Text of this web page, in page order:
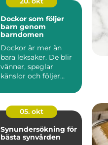
Dockor som följer
barn genom
barndomen
Dockor är mer än
bara leksaker. De blir
vänner, speglar
känslor och följer
utveckli...
05. okt
Synundersökning för
bästa synvården